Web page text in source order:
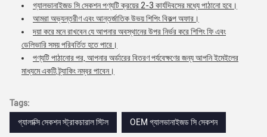
গ্যালভানাইজড সি সেকশন পণ্যটি ক্রয়ের 2-3 কার্যদিবসের মধ্যে পাঠানো হবে।
আমরা অভ্যন্তরীণ এবং আন্তর্জাতিক উভয় শিপিং বিকল্প অফার।
দয়া করে মনে রাখবেন যে আপনার অবস্থানের উপর নির্ভর করে শিপিং ফি এবং
ডেলিভারি সময় পরিবর্তিত হতে পারে।
পণ্যটি পাঠানোর পর, আপনার অর্ডারের বিতরণ পর্যবেক্ষণের জন্য আপনি ইমেইলের
মাধ্যমে একটি ট্র্যাকিং নম্বর পাবেন।
Tags:
গ্যালাক্সি সেকশন স্ট্রাকচারাল স্টিল
OEM গ্যালভানাইজড সি সেকশন